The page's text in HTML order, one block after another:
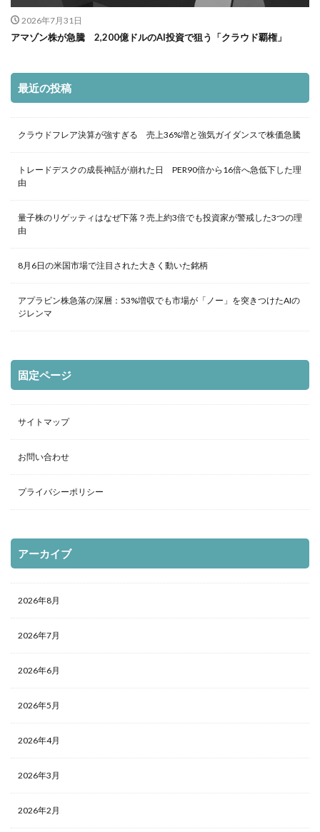
2026年7月31日
アマゾン株が急騰 2,200億ドルのAI投資で狙う「クラウド覇権」
最近の投稿
クラウドフレア決算が強すぎる 売上36%増と強気ガイダンスで株価急騰
トレードデスクの成長神話が崩れた日 PER90倍から16倍へ急低下した理
由
量子株のリゲッティはなぜ下落？売上約3倍でも投資家が警戒した3つの理
由
8月6日の米国市場で注目された大きく動いた銘柄
アプラビン株急落の深層：53%増収でも市場が「ノー」を突きつけたAIの
ジレンマ
固定ページ
サイトマップ
お問い合わせ
プライバシーポリシー
アーカイブ
2026年8月
2026年7月
2026年6月
2026年5月
2026年4月
2026年3月
2026年2月